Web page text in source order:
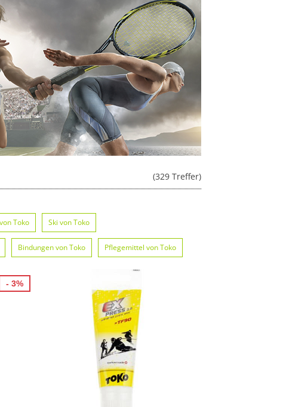
(329 Treffer)
Toko Ski von Toko
Bindungen von Toko Pflegemittel von Toko
- 3%